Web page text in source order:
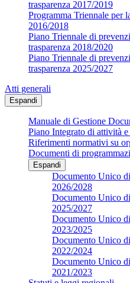
trasparenza 2017/2019
Programma Triennale per
2016/2018
Piano Triennale di
trasparenza 2018/2020
Piano Triennale di
trasparenza 2025/2027
Atti generali
Espandi
Manuale di Gestione
Piano Integrato di attività
Riferimenti normativi su
Documenti di
Espandi
Documento Unico
2026/2028
Documento Unico
2025/2027
Documento Unico
2023/2025
Documento Unico
2022/2024
Documento Unico
2021/2023